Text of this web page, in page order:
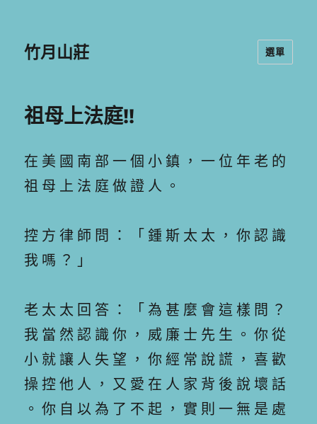
竹月山莊 選單
祖母上法庭!!
在 美 國 南 部 一 個 小 鎮 ， 一 位 年 老 的
祖 母 上 法 庭 做 證 人 。
控 方 律 師 問 ： 「 鍾 斯 太 太 ， 你 認 識
我 嗎 ？ 」
老 太 太 回 答 ： 「 為 甚 麼 會 這 樣 問 ？
我 當 然 認 識 你 ， 威 廉 士 先 生 。 你 從
小 就 讓 人 失 望 ， 你 經 常 說 謊 ， 喜 歡
操 控 他 人 ， 又 愛 在 人 家 背 後 說 壞 話
。 你 自 以 為 了 不 起 ， 實 則 一 無 是 處